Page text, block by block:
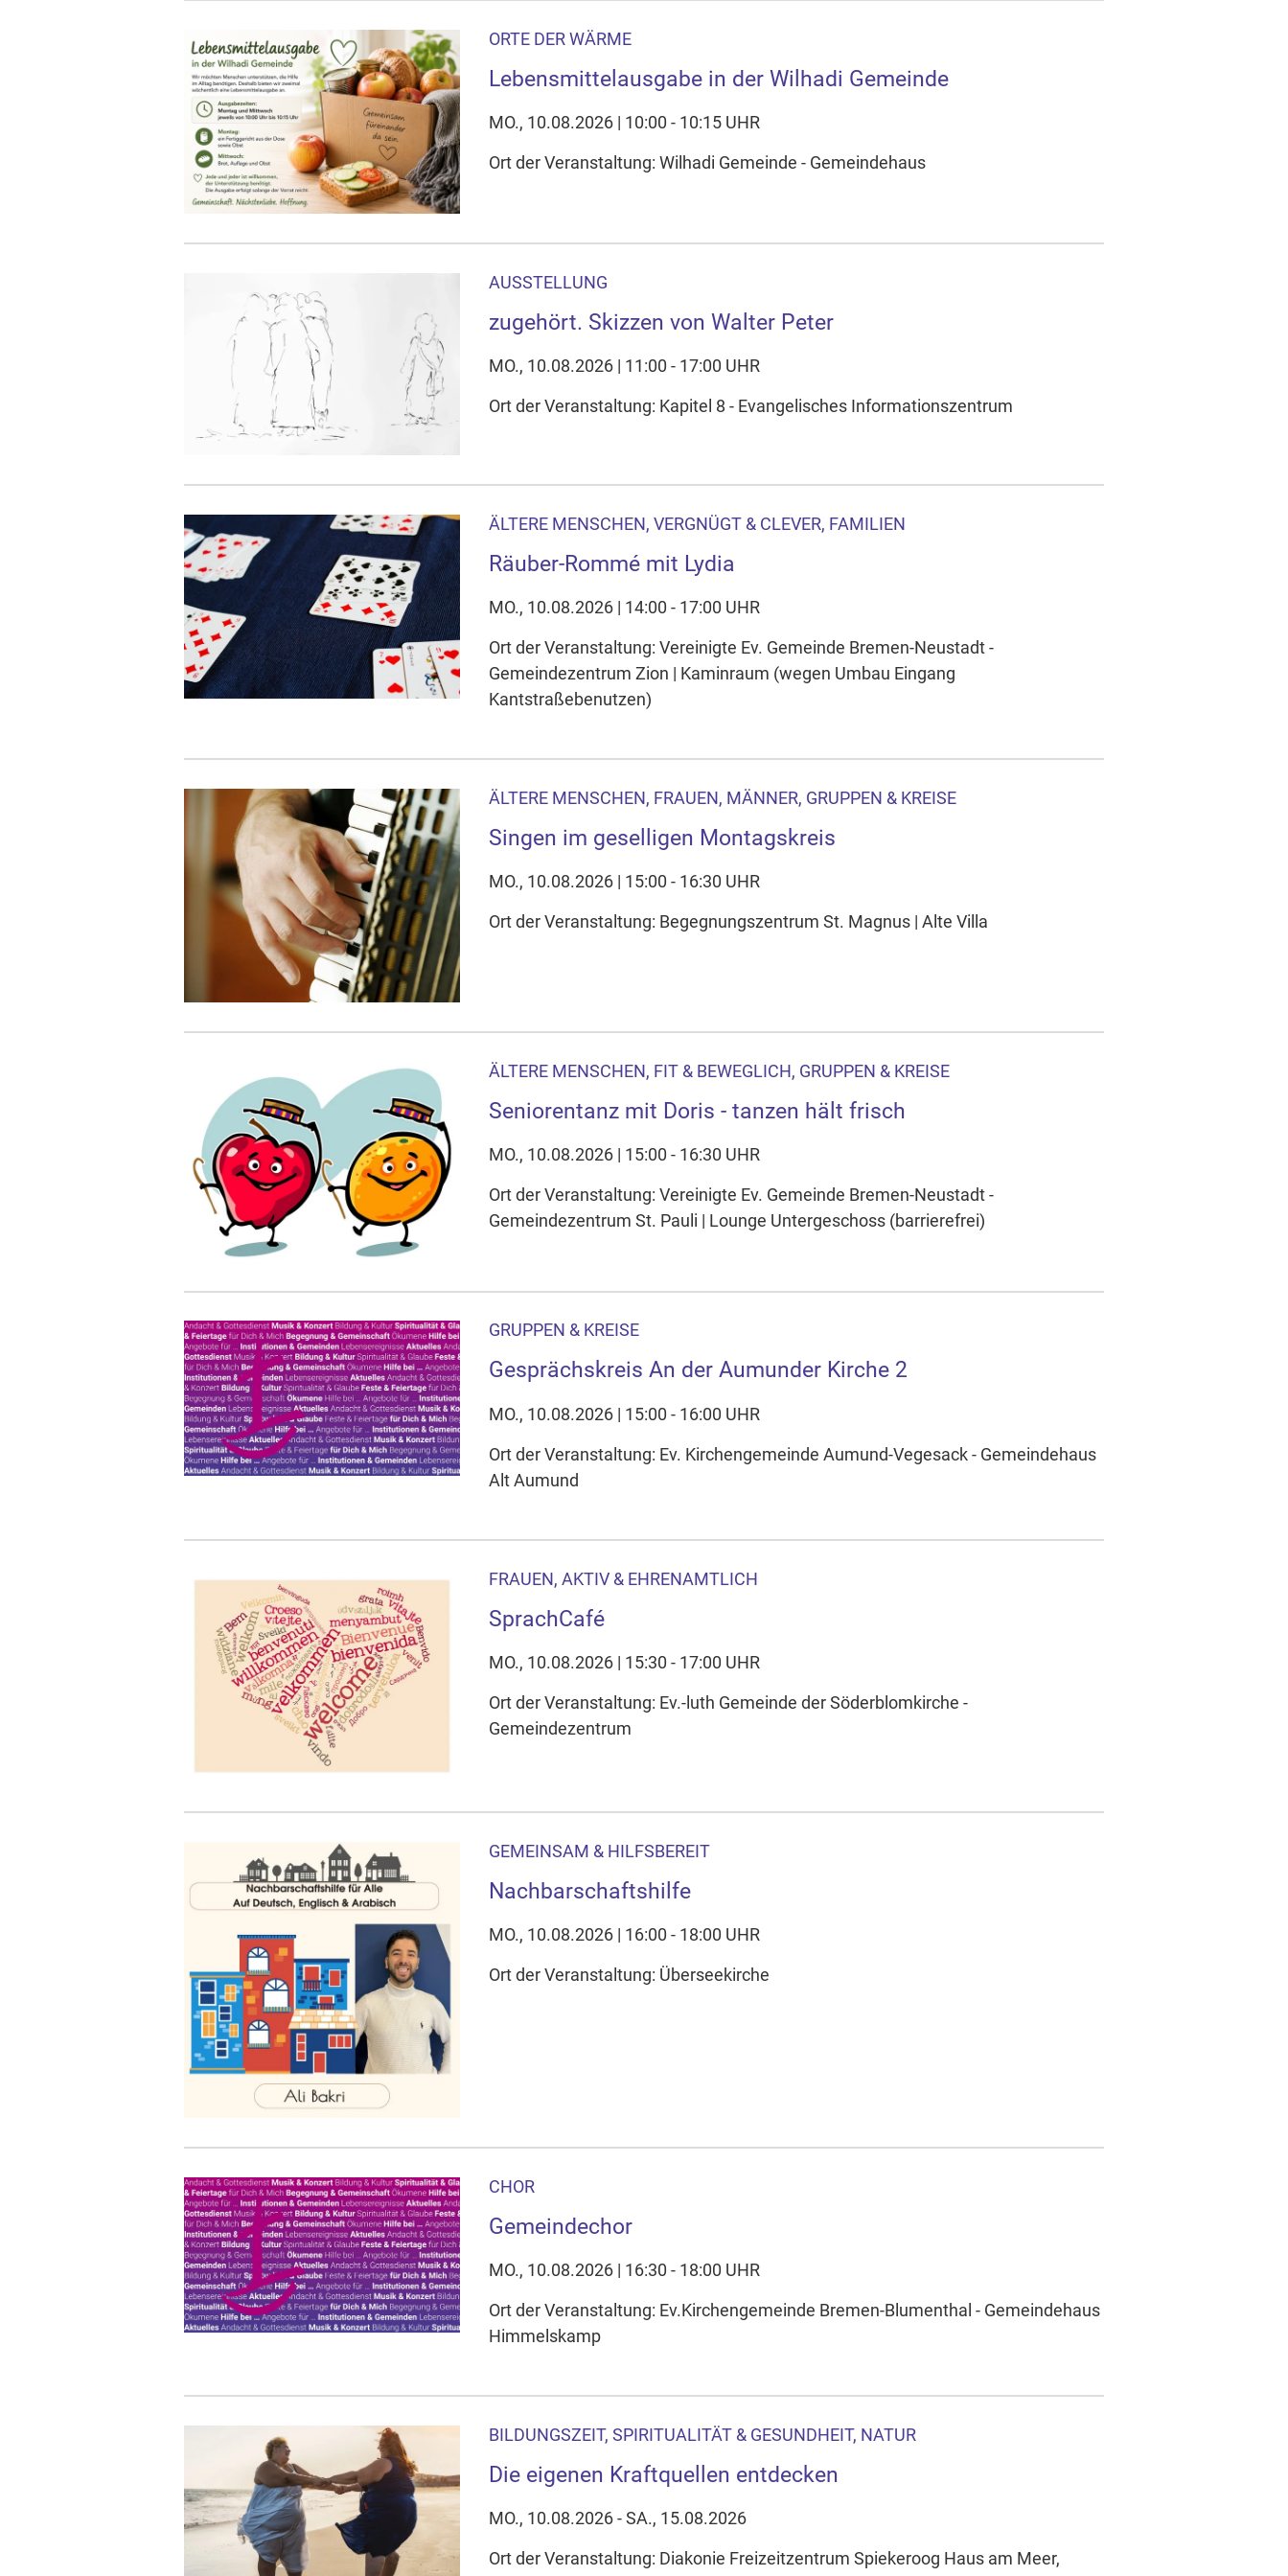
ORTE DER WÄRME
Lebensmittelausgabe in der Wilhadi Gemeinde
MO., 10.08.2026 | 10:00 - 10:15 UHR
Ort der Veranstaltung: Wilhadi Gemeinde - Gemeindehaus
AUSSTELLUNG
zugehört. Skizzen von Walter Peter
MO., 10.08.2026 | 11:00 - 17:00 UHR
Ort der Veranstaltung: Kapitel 8 - Evangelisches Informationszentrum
ÄLTERE MENSCHEN, VERGNÜGT & CLEVER, FAMILIEN
Räuber-Rommé mit Lydia
MO., 10.08.2026 | 14:00 - 17:00 UHR
Ort der Veranstaltung: Vereinigte Ev. Gemeinde Bremen-Neustadt -
Gemeindezentrum Zion | Kaminraum (wegen Umbau Eingang
Kantstraßebenutzen)
ÄLTERE MENSCHEN, FRAUEN, MÄNNER, GRUPPEN & KREISE
Singen im geselligen Montagskreis
MO., 10.08.2026 | 15:00 - 16:30 UHR
Ort der Veranstaltung: Begegnungszentrum St. Magnus | Alte Villa
ÄLTERE MENSCHEN, FIT & BEWEGLICH, GRUPPEN & KREISE
Seniorentanz mit Doris - tanzen hält frisch
MO., 10.08.2026 | 15:00 - 16:30 UHR
Ort der Veranstaltung: Vereinigte Ev. Gemeinde Bremen-Neustadt -
Gemeindezentrum St. Pauli | Lounge Untergeschoss (barrierefrei)
GRUPPEN & KREISE
Gesprächskreis An der Aumunder Kirche 2
MO., 10.08.2026 | 15:00 - 16:00 UHR
Ort der Veranstaltung: Ev. Kirchengemeinde Aumund-Vegesack - Gemeindehaus
Alt Aumund
FRAUEN, AKTIV & EHRENAMTLICH
SprachCafé
MO., 10.08.2026 | 15:30 - 17:00 UHR
Ort der Veranstaltung: Ev.-luth Gemeinde der Söderblomkirche -
Gemeindezentrum
GEMEINSAM & HILFSBEREIT
Nachbarschaftshilfe
MO., 10.08.2026 | 16:00 - 18:00 UHR
Ort der Veranstaltung: Überseekirche
CHOR
Gemeindechor
MO., 10.08.2026 | 16:30 - 18:00 UHR
Ort der Veranstaltung: Ev.Kirchengemeinde Bremen-Blumenthal - Gemeindehaus
Himmelskamp
BILDUNGSZEIT, SPIRITUALITÄT & GESUNDHEIT, NATUR
Die eigenen Kraftquellen entdecken
MO., 10.08.2026 - SA., 15.08.2026
Ort der Veranstaltung: Diakonie Freizeitzentrum Spiekeroog Haus am Meer,